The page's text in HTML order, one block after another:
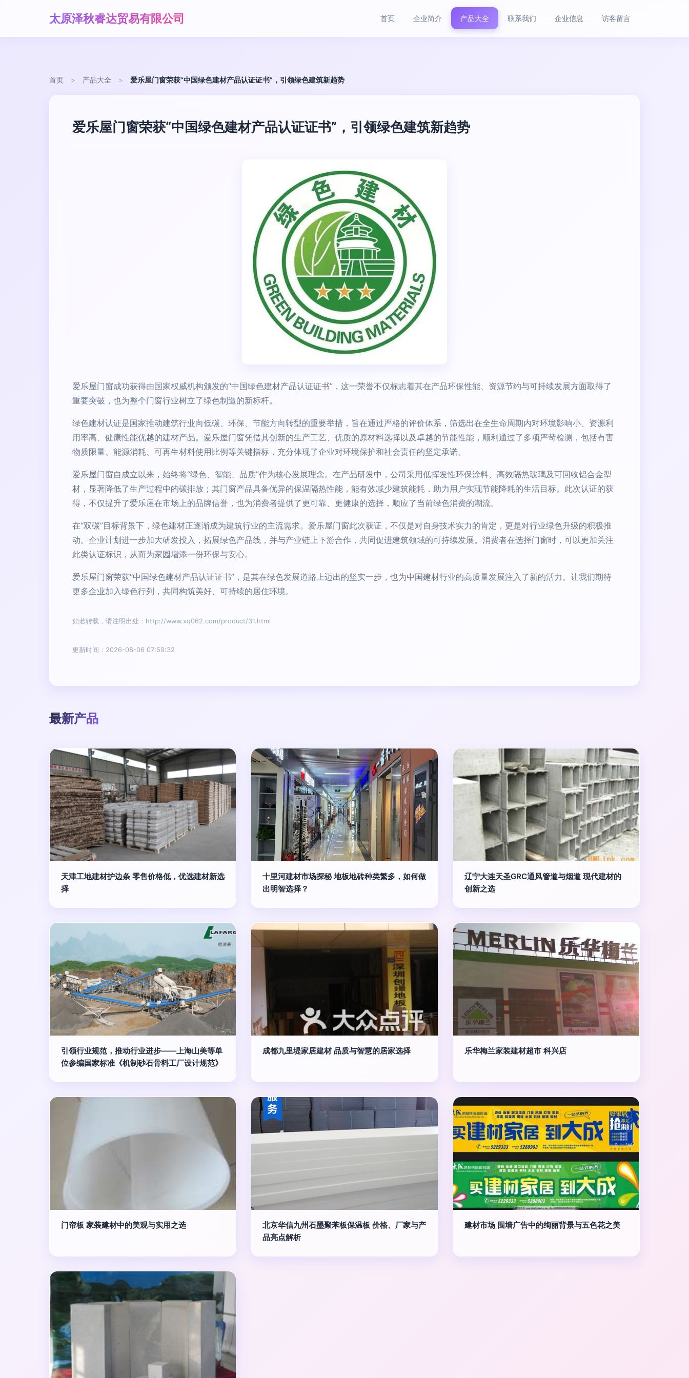
太原泽秋睿达贸易有限公司 首页 企业简介 产品大全 联系我们 企业信息 访客留言
首页 > 产品大全 > 爱乐屋门窗荣获“中国绿色建材产品认证证书”，引领绿色建筑新趋势
爱乐屋门窗荣获“中国绿色建材产品认证证书”，引领绿色建筑新趋势
爱乐屋门窗成功获得由国家权威机构颁发的“中国绿色建材产品认证证书”，这一荣誉不仅标志着其在产品环保性能、资源节约与可持续发展方面取得了
重要突破，也为整个门窗行业树立了绿色制造的新标杆。
绿色建材认证是国家推动建筑行业向低碳、环保、节能方向转型的重要举措，旨在通过严格的评价体系，筛选出在全生命周期内对环境影响小、资源利
用率高、健康性能优越的建材产品。爱乐屋门窗凭借其创新的生产工艺、优质的原材料选择以及卓越的节能性能，顺利通过了多项严苛检测，包括有害
物质限量、能源消耗、可再生材料使用比例等关键指标，充分体现了企业对环境保护和社会责任的坚定承诺。
爱乐屋门窗自成立以来，始终将“绿色、智能、品质”作为核心发展理念。在产品研发中，公司采用低挥发性环保涂料、高效隔热玻璃及可回收铝合金型
材，显著降低了生产过程中的碳排放；其门窗产品具备优异的保温隔热性能，能有效减少建筑能耗，助力用户实现节能降耗的生活目标。此次认证的获
得，不仅提升了爱乐屋在市场上的品牌信誉，也为消费者提供了更可靠、更健康的选择，顺应了当前绿色消费的潮流。
在“双碳”目标背景下，绿色建材正逐渐成为建筑行业的主流需求。爱乐屋门窗此次获证，不仅是对自身技术实力的肯定，更是对行业绿色升级的积极推
动。企业计划进一步加大研发投入，拓展绿色产品线，并与产业链上下游合作，共同促进建筑领域的可持续发展。消费者在选择门窗时，可以更加关注
此类认证标识，从而为家园增添一份环保与安心。
爱乐屋门窗荣获“中国绿色建材产品认证证书”，是其在绿色发展道路上迈出的坚实一步，也为中国建材行业的高质量发展注入了新的活力。让我们期待
更多企业加入绿色行列，共同构筑美好、可持续的居住环境。
如若转载，请注明出处：http://www.xq062.com/product/31.html
更新时间：2026-08-06 07:59:32
最新产品
天津工地建材护边条 零售价格低，优选建材新选
择
十里河建材市场探秘 地板地砖种类繁多，如何做
出明智选择？
辽宁大连天圣GRC通风管道与烟道 现代建材的
创新之选
引领行业规范，推动行业进步——上海山美等单
位参编国家标准《机制砂石骨料工厂设计规范》
成都九里堤家居建材 品质与智慧的居家选择 乐华梅兰家装建材超市 科兴店
门帘板 家装建材中的美观与实用之选
北京华信九州石墨聚苯板保温板 价格、厂家与产
品亮点解析
建材市场 围墙广告中的绚丽背景与五色花之美